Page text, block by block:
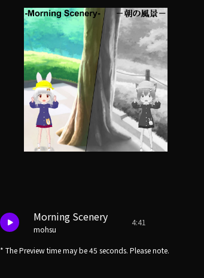
Morning Scenery
mohsu
4:41
* The Preview time may be 45 seconds. Please note.